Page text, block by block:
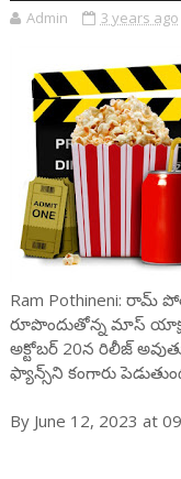
Admin 3 years ago
Ram Pothineni: రామ్
రూపొందుతోన్న మాస్
అక్టోబర్ 20న రిలీజ్
ఫ్యాన్స్‌ని కంగారు
By June 12, 2023 at